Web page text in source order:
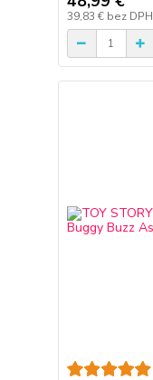
39,83 € bez DPH